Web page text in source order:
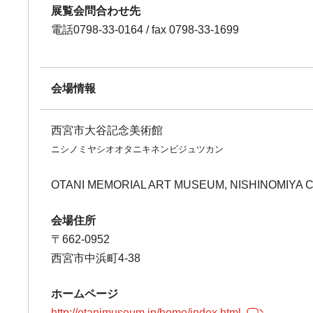
展覧会問合わせ先
電話0798-33-0164 / fax 0798-33-1699
会場情報
西宮市大谷記念美術館
ニシノミヤシオオタニキネンビジュツカン
OTANI MEMORIAL ART MUSEUM, NISHINOMIYA
会場住所
〒662-0952
西宮市中浜町4-38
ホームページ